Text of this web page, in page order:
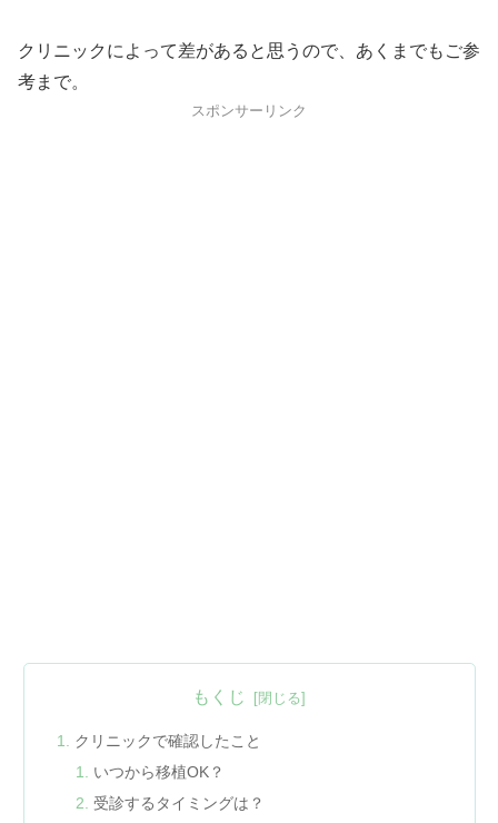
クリニックによって差があると思うので、あくまでもご参
考まで。
スポンサーリンク
もくじ
クリニックで確認したこと
いつから移植OK？
受診するタイミングは？